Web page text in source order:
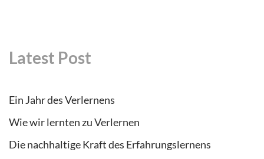
Latest Post
Ein Jahr des Verlernens
Wie wir lernten zu Verlernen
Die nachhaltige Kraft des Erfahrungslernens